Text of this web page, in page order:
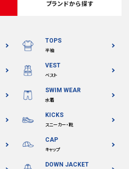
ブランドから探す
TOPS
半袖
VEST
ベスト
SWIM WEAR
水着
KICKS
スニーカー・靴
CAP
キャップ
DOWN JACKET